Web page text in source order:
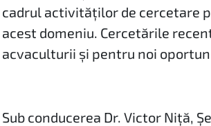
cadrul activităților de cercetare
acest domeniu. Cercetările
acvaculturii și pentru noi
Sub conducerea Dr. Victor Niță,